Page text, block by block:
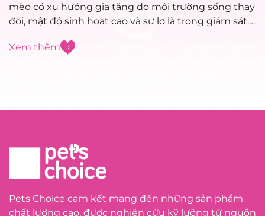
mèo có xu hướng gia tăng do môi trường sống thay
đổi, mật độ sinh hoạt cao và sự lơ là trong giám sát.
đóng vai trò...
Xem thêm
Pets Choice cam kết mang đến những sản phẩm
chất lượng cao, được nghiên cứu kỹ lưỡng từ nguồn